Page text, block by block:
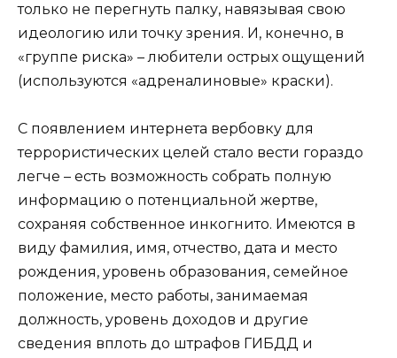
только не перегнуть палку, навязывая свою
идеологию или точку зрения. И, конечно, в
«группе риска» – любители острых ощущений
(используются «адреналиновые» краски).
С появлением интернета вербовку для
террористических целей стало вести гораздо
легче – есть возможность собрать полную
информацию о потенциальной жертве,
сохраняя собственное инкогнито. Имеются в
виду фамилия, имя, отчество, дата и место
рождения, уровень образования, семейное
положение, место работы, занимаемая
должность, уровень доходов и другие
сведения вплоть до штрафов ГИБДД и